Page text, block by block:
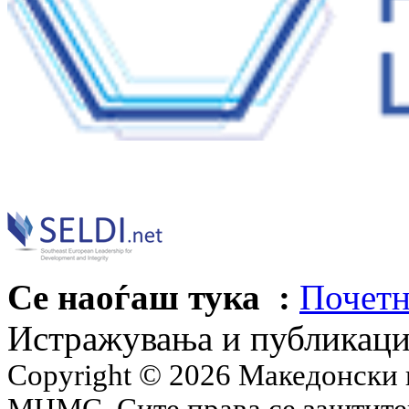
Се наоѓаш тука :
Истражувања и
Copyright © 2026 Македонски